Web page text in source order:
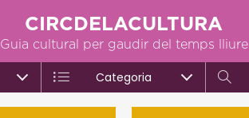
CIRCDELACULTURA
Guia cultural per gaudir del temps lliure
Categoria